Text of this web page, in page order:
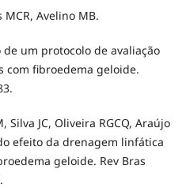
MCR, Avelino MB.
um protocolo de avaliação
com fibroedema geloide.
Silva JC, Oliveira RGCQ, Araújo
efeito da drenagem linfática
geloide. Rev Bras